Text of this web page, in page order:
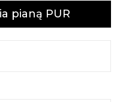
pianą PUR